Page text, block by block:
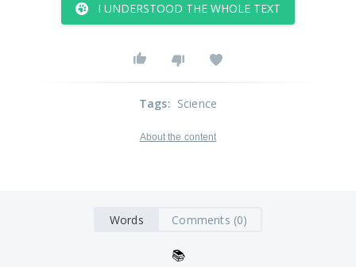
I UNDERSTOOD THE WHOLE TEXT
Tags: Science
About the content
Words Comments (0)
📚